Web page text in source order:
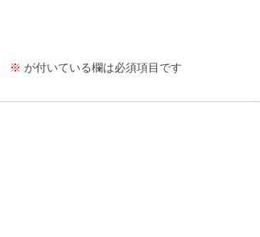
※ が付いている欄は必須項目です